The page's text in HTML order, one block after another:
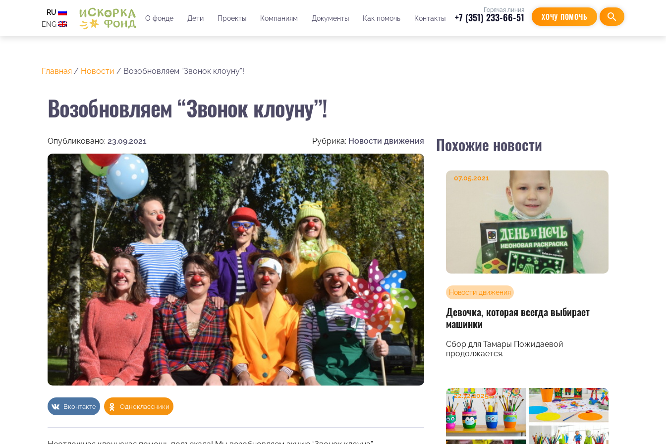
RU
ENG
О фонде Дети Проекты Компаниям Документы Как помочь Контакты
Горячая линия
+7 (351) 233-66-51 ХОЧУ ПОМОЧЬ search
Главная / Новости / Возобновляем “Звонок клоуну”!
Возобновляем “Звонок клоуну”!
Опубликовано: 23.09.2021 Рубрика: Новости движения
Вконтакте Одноклассники
Похожие новости
07.05.2021
Новости движения
Девочка, которая всегда выбирает
машинки
Сбор для Тамары Пожидаевой
продолжается.
22.12.2025